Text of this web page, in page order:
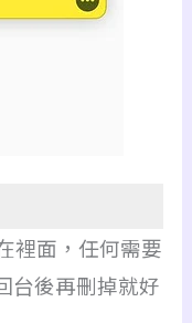
裡面，任何需要
台後再刪掉就好